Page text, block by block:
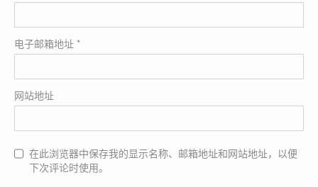
电子邮箱地址 *
网站地址
在此浏览器中保存我的显示名称、邮箱地址和网站地址，以便
下次评论时使用。